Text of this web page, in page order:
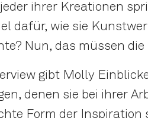
ihrer Kreationen
dafür, wie sie
Nun, das müssen
gibt Molly
denen sie bei ihrer
Form der Inspiration